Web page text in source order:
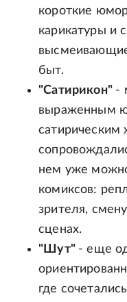
короткие
карикатуры и
быт.
"Сатирикон" -
выраженным
сатирическим
нем уже
комиксов:
зрителя,
сценах.
"Шут" - еще
где